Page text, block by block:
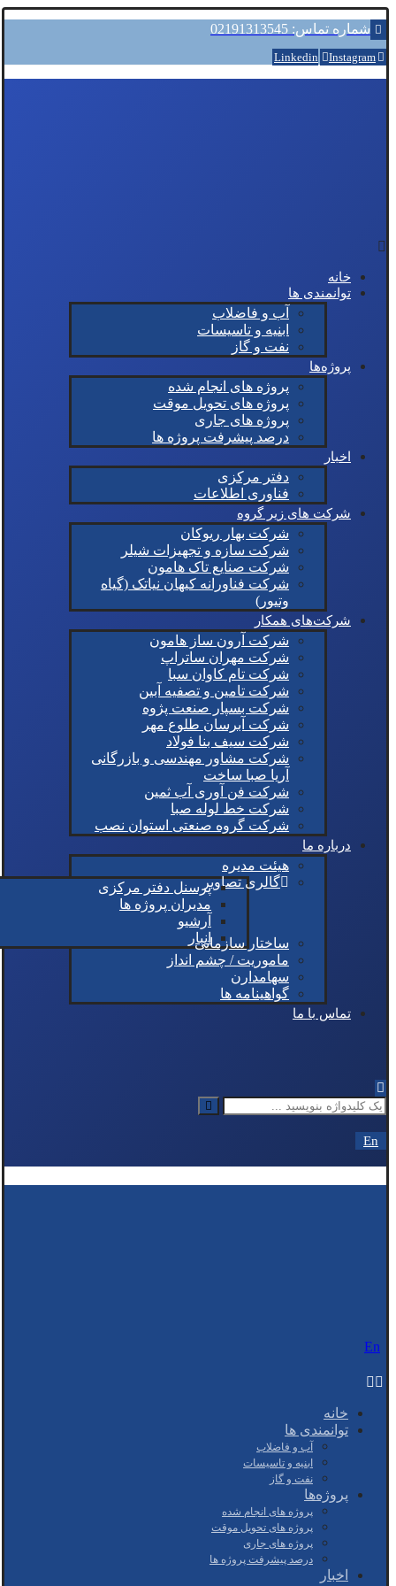
شماره تماس: 02191313545
Linkedin Instagram
خانه
توانمندی ها
آب و فاضلاب
ابنیه و تاسیسات
نفت و گاز
پروژه‌ها
پروژه های انجام شده
پروژه های تحویل موقت
پروژه های جاری
درصد پیشرفت پروژه ها
اخبار
دفتر مرکزی
فناوری اطلاعات
شرکت های زیر گروه
شرکت بهار ریوکان
شرکت سازه و تجهیزات شیلر
شرکت صنایع تاک هامون
شرکت فناورانه کیهان نیاتک (گیاه
وتیور)
شرکت‌های همکار
شرکت آرون ساز هامون
شرکت مهران ساتراپ
شرکت تام کاوان سبا
شرکت تامین و تصفیه آبین
شرکت بسپار صنعت پژوه
شرکت آبرسان طلوع مهر
شرکت سیف بنا فولاد
شرکت مشاور مهندسی و بازرگانی
آریا صبا ساخت
شرکت فن آوری آب ثمین
شرکت خط لوله صبا
شرکت گروه صنعتی استوان نصب
درباره ما
هیئت مدیره
گالری تصاویرپرسنل دفتر مرکزی
مدیران پروژه ها
آرشیو
انبار
ساختار سازمانی
ماموریت / چشم انداز
سهامدارن
گواهینامه ها
تماس با ما
En
En
خانه
توانمندی ها
آب و فاضلاب
ابنیه و تاسیسات
نفت و گاز
پروژه‌ها
پروژه های انجام شده
پروژه های تحویل موقت
پروژه های جاری
درصد پیشرفت پروژه ها
اخبار